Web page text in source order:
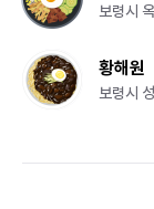
보령시
황해원
보령시